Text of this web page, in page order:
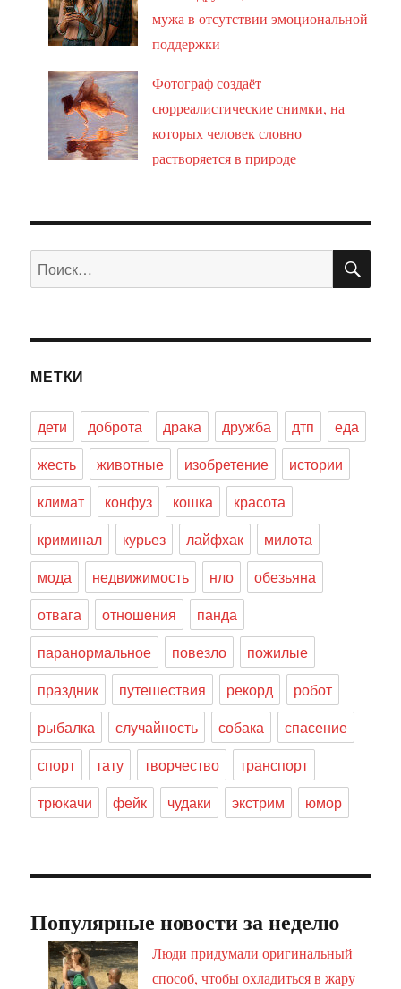
мужа в отсутствии эмоциональной
поддержки
Фотограф создаёт
сюрреалистические снимки, на
которых человек словно
растворяется в природе
Искать:
МЕТКИ
дети доброта драка дружба дтп
еда
жесть
животные изобретение
истории
климат
конфуз кошка
красота
криминал
курьез лайфхак
милота
мода
недвижимость нло
обезьяна
отвага
отношения
панда
паранормальное
повезло
пожилые
праздник
путешествия рекорд
робот
рыбалка
случайность собака
спасение
спорт
тату творчество
транспорт
трюкачи
фейк чудаки экстрим юмор
Популярные новости за неделю
Люди придумали оригинальный
способ, чтобы охладиться в жару